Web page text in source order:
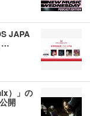
JAPA
…
）」の
開